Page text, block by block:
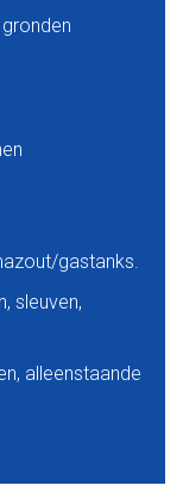
gastanks.
sleuven,
alleenstaande